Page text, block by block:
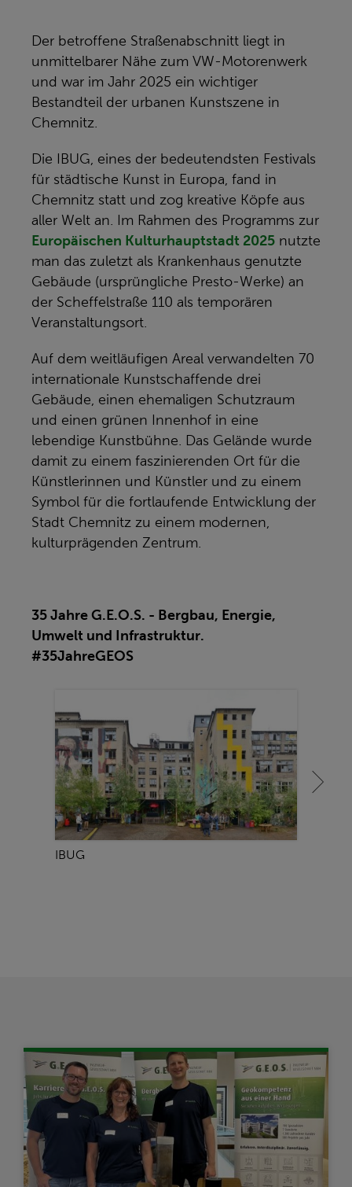
Der betroffene Straßenabschnitt liegt in
unmittelbarer Nähe zum VW-Motorenwerk
und war im Jahr 2025 ein wichtiger
Bestandteil der urbanen Kunstszene in
Chemnitz.
Die IBUG, eines der bedeutendsten Festivals
für städtische Kunst in Europa, fand in
Chemnitz statt und zog kreative Köpfe aus
aller Welt an. Im Rahmen des Programms zur
Europäischen Kulturhauptstadt 2025 nutzte
man das zuletzt als Krankenhaus genutzte
Gebäude (ursprüngliche Presto-Werke) an
der Scheffelstraße 110 als temporären
Veranstaltungsort.
Auf dem weitläufigen Areal verwandelten 70
internationale Kunstschaffende drei
Gebäude, einen ehemaligen Schutzraum
und einen grünen Innenhof in eine
lebendige Kunstbühne. Das Gelände wurde
damit zu einem faszinierenden Ort für die
Künstlerinnen und Künstler und zu einem
Symbol für die fortlaufende Entwicklung der
Stadt Chemnitz zu einem modernen,
kulturprägenden Zentrum.
35 Jahre G.E.O.S. - Bergbau, Energie,
Umwelt und Infrastruktur.
#35JahreGEOS
IBUG